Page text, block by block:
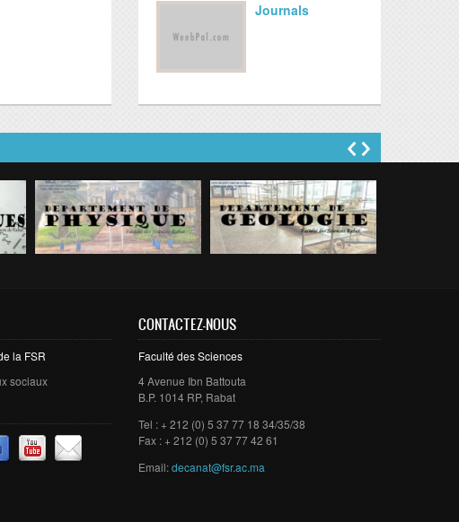
Journals
la FSR
sociaux
CONTACTEZ-NOUS
Faculté des Sciences
4 Avenue Ibn Battouta
B.P. 1014 RP, Rabat
Tel : + 212 (0) 5 37 77 18 34/35/38
Fax : + 212 (0) 5 37 77 42 61
Email:decanat@fsr.ac.ma